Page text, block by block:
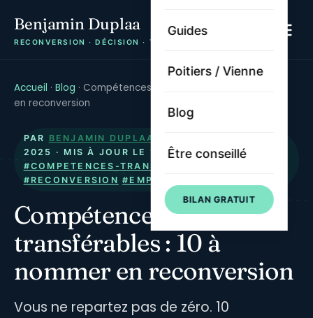
Benjamin Duplaa
RECONVERSION · DÉCISION · TRAJECTOIRE
Guides
Poitiers / Vienne
Blog
Être conseillé
BILAN GRATUIT
Accueil · Blog · Compétences transférables : 10 à nommer
en reconversion
PAR BENJAMIN DUPLAA
2025
· MIS À JOUR LE 13 JUILLET 2026·
#COMPETENCES-TRANSFERABLES
#RECONVERSION #EMPLOYABILITE
Compétences
transférables : 10 à
nommer en reconversion
Vous ne repartez pas de zéro. 10